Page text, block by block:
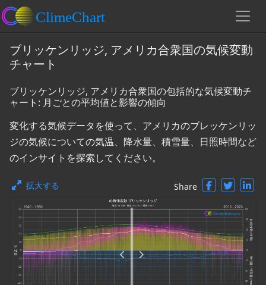
ブリッケンリッジ, アメリカ合衆国の気候変動
チャート
ブリッケンリッジ, アメリカ合衆国の包括的な気候変動チ
ャート: 月ごとの平均値と影響の傾向
変化する気候データを使って、アメリカのブレッケンリッ
ジの気候についての気温、降水量、積雪量、日照時間など
のインサイトを探索してください。
拡大する Share